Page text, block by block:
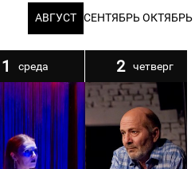
АВГУСТ СЕНТЯБРЬ ОКТЯБРЬ
1 среда 2 четверг